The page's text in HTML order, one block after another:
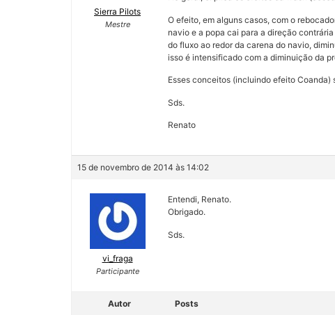
Sierra Pilots
Mestre
O efeito, em alguns casos, com o
navio e a popa cai para a direção
do fluxo ao redor da carena do navio,
isso é intensificado com a diminuição da
Esses conceitos (incluindo efeito Coanda)
Sds.
Renato
15 de novembro de 2014 às 14:02
vi_fraga
Participante
Entendi, Renato.
Obrigado.
Sds.
Autor Posts